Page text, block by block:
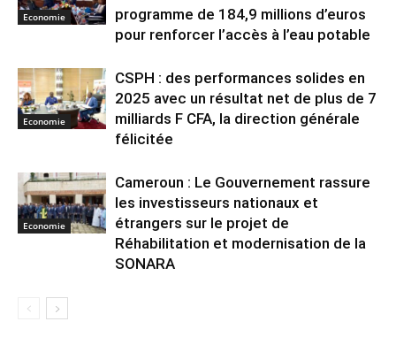
Economie
programme de 184,9 millions d’euros
pour renforcer l’accès à l’eau potable
Economie
CSPH : des performances solides en
2025 avec un résultat net de plus de 7
milliards F CFA, la direction générale
félicitée
Economie
Cameroun : Le Gouvernement rassure
les investisseurs nationaux et
étrangers sur le projet de
Réhabilitation et modernisation de la
SONARA